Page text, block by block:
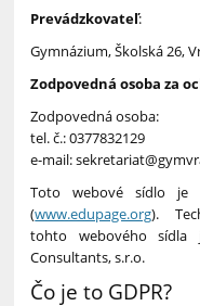
Prevádzkovateľ:
Gymnázium, Školská 26,
Zodpovedná osoba za
Zodpovedná osoba:
tel. č.: 0377832129
e-mail:
Toto webové sídlo je
(www.edupage.org).
tohto webového sídla
Consultants, s.r.o.
Čo je to GDPR?